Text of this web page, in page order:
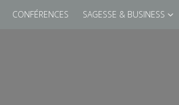
CONFÉRENCES SAGESSE & BUSINESS